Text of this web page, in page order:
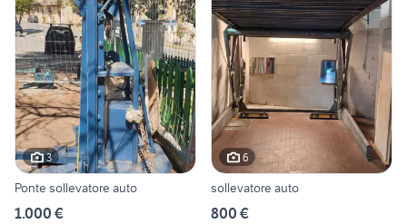
3
Ponte sollevatore auto
1.000 €
6
sollevatore auto
800 €